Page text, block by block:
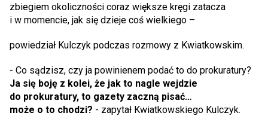
zbiegiem okoliczności coraz większe kręgi zatacza
i w momencie, jak się dzieje coś wielkiego –
powiedział Kulczyk podczas rozmowy z Kwiatkowskim.
- Co sądzisz, czy ja powinienem podać to do prokuratury?
Ja się boję z kolei, że jak to nagle wejdzie
do prokuratury, to gazety zaczną pisać…
może o to chodzi? - zapytał Kwiatkowskiego Kulczyk.